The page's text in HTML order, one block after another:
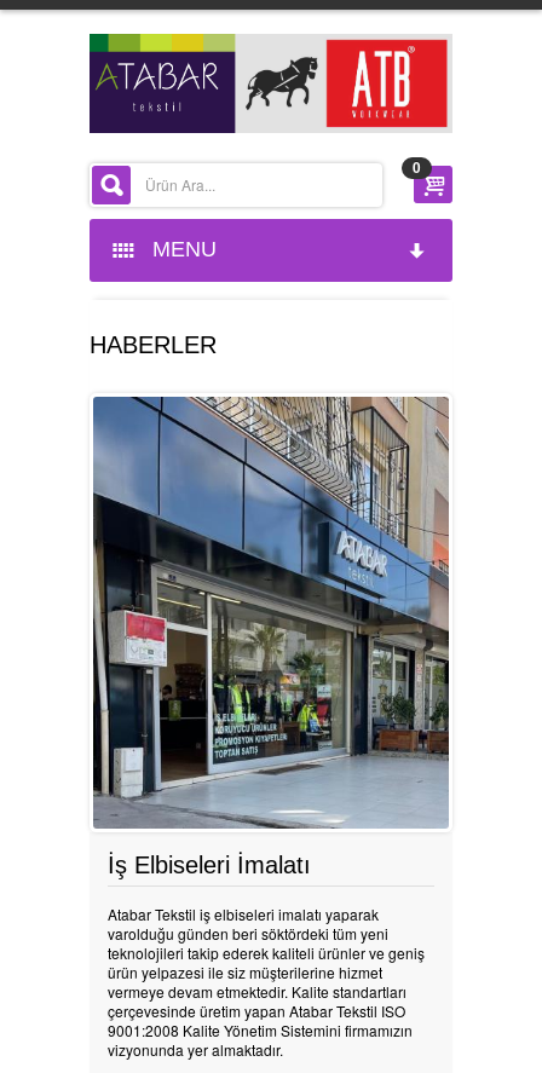
0
MENU
HAKKIMIZDA
BELGELERIMIZ
ÜRÜNLERİMİZ
HABERLER
REFERANSLAR
KAMPANYA
SİPARİŞ LİSTESİ
İLETİŞİM
HABERLER
İş Elbiseleri İmalatı
Atabar Tekstil iş elbiseleri imalatı yaparak
varolduğu günden beri söktördeki tüm yeni
teknolojileri takip ederek kaliteli ürünler ve geniş
ürün yelpazesi ile siz müşterilerine hizmet
vermeye devam etmektedir. Kalite standartları
çerçevesinde üretim yapan Atabar Tekstil ISO
9001:2008 Kalite Yönetim Sistemini firmamızın
vizyonunda yer almaktadır.